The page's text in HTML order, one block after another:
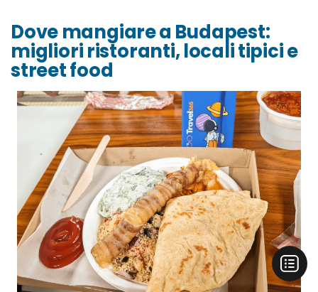
Dove mangiare a Budapest:
migliori ristoranti, locali tipici e
street food